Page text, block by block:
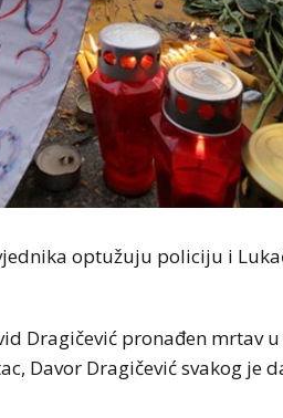
optužuju policiju i
Dragičević pronađen mrtav
Davor Dragičević svakog je